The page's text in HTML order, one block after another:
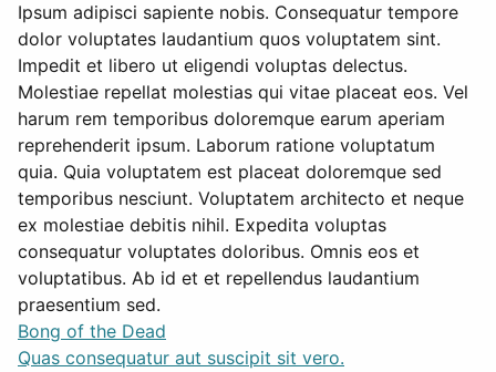
Ipsum adipisci sapiente nobis. Consequatur tempore
dolor voluptates laudantium quos voluptatem sint.
Impedit et libero ut eligendi voluptas delectus.
Molestiae repellat molestias qui vitae placeat eos. Vel
harum rem temporibus doloremque earum aperiam
reprehenderit ipsum. Laborum ratione voluptatum
quia. Quia voluptatem est placeat doloremque sed
temporibus nesciunt. Voluptatem architecto et neque
ex molestiae debitis nihil. Expedita voluptas
consequatur voluptates doloribus. Omnis eos et
voluptatibus. Ab id et et repellendus laudantium
praesentium sed.
Bong of the Dead
Quas consequatur aut suscipit sit vero.